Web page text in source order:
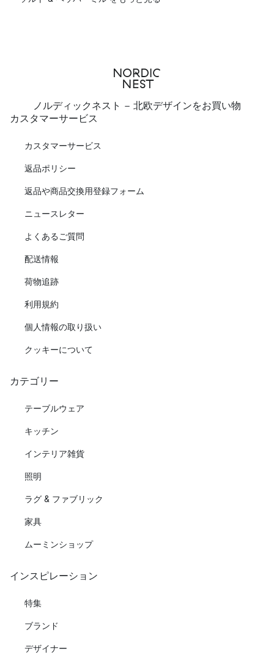
ノルディックネスト - 北欧デザインをお買い物
カスタマーサービス
カスタマーサービス
返品ポリシー
返品や商品交換用登録フォーム
ニュースレター
よくあるご質問
配送情報
荷物追跡
利用規約
個人情報の取り扱い
クッキーについて
カテゴリー
テーブルウェア
キッチン
インテリア雑貨
照明
ラグ & ファブリック
家具
ムーミンショップ
インスピレーション
特集
ブランド
デザイナー